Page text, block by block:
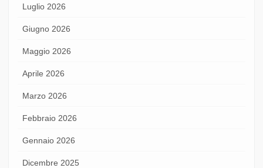
Luglio 2026
Giugno 2026
Maggio 2026
Aprile 2026
Marzo 2026
Febbraio 2026
Gennaio 2026
Dicembre 2025